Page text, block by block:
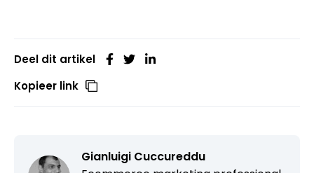
Deel dit artikel
Kopieer link
Gianluigi Cuccureddu